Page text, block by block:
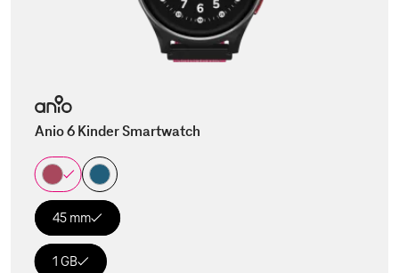
Anio 6 Kinder Smartwatch
45 mm
1 GB